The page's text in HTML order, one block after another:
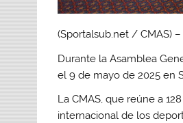
(Sportalsub.net / CMAS) –
Durante la Asamblea
el 9 de mayo de 2025 en
La CMAS, que reúne a
internacional de los